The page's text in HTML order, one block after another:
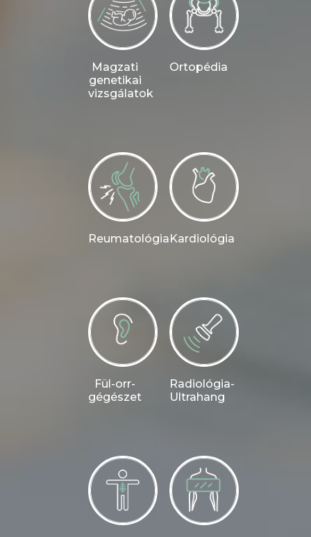
Magzati
genetikai
vizsgálatok
Ortopédia
ReumatológiaKardiológia
Fül-orr-
gégészet
Radiológia-
Ultrahang